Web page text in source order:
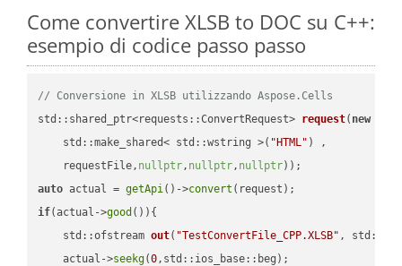
Come convertire XLSB to DOC su C++:
esempio di codice passo passo
// Conversione in XLSB utilizzando Aspose.Cells
std::shared_ptr<requests::ConvertRequest> request( new
    std::make_shared< std::wstring >(
"HTML" ) ,
    requestFile,
nullptr, nullptr, nullptr))
auto actual = getApi()->convert
if(actual->good ()){
std::ofstream out( "TestConvertFile_CPP.XLSB" ,
    actual->
seekg(0,std::ios_base::beg);